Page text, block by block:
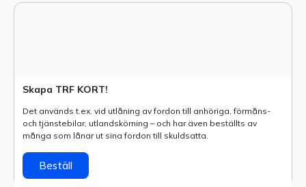
Skapa TRF KORT!
Det används t.ex. vid utlåning av fordon till anhöriga, förmåns-
och tjänstebilar, utlands­körning – och har även beställts av
många som lånar ut sina fordon till skuldsatta.
Beställ